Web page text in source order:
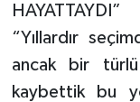
HAYATTAYDI”
“Yıllardır
ancak bir türlü
kaybettik bu